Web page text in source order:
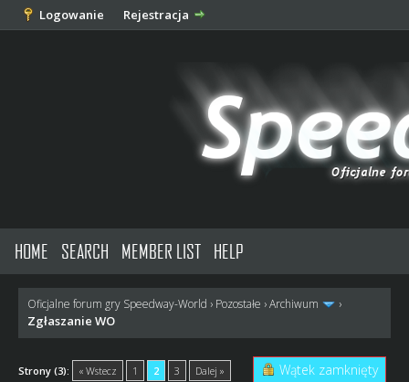
Logowanie Rejestracja
HOME SEARCH MEMBER LIST HELP
Oficjalne forum gry Speedway-World › Pozostałe ›Archiwum ›
Zgłaszanie WO
Strony (3): « Wstecz 1 2 3 Dalej » Wątek zamknięty